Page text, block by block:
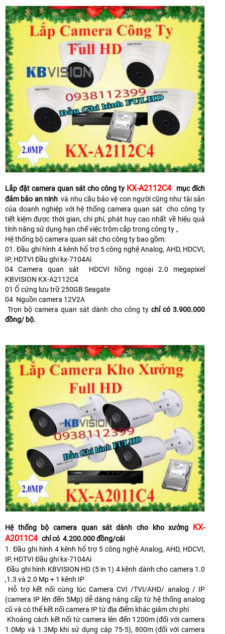
Lắp đặt camera quan sát cho công ty KX-A2112C4
mục đích
đảm bảo an ninhvà nhu cầu bảo vệ con người cũng như tài sản
của doanh nghiệp với hệ thống camera quan sát cho công ty
tiết kiệm được thời gian, chi phí, phát huy cao nhất về hiệu quả
tính năng sử dụng hạn chế việc trộm cắp trong công ty ,.
Hệ thống bộ camera quan sát cho công ty bao gồm:
01. Đầu ghi hình 4 kênh hổ trợ 5 công nghệ Analog, AHD, HDCVI,
IP, HDTVI Đầu ghi kx-7104Ai
04 Camera quan sát HDCVI hồng ngoại 2.0 megapixel
KBVISION KX-A2112C4
01 Ổ cứng lưu trữ 250GB Seagate
04 Nguồn camera 12V2A
Trọn bộ camera quan sát dành cho công ty chỉ có 3.900.000
đồng/ bộ.
Hệ thống bộ camera quan sát dành cho kho xưởng KX-
A2011C4 chỉ có 4.200.000 đồng/cái
1. Đầu ghi hình 4 kênh hổ trợ 5 công nghệ Analog, AHD, HDCVI,
IP, HDTVI Đầu ghi kx-7104Ai
Đầu ghi hình KBVISION HD (5 in 1) 4 kênh dành cho camera 1.0
,1.3 và 2.0 Mp + 1 kênh IP
Hỗ trợ kết nối cùng lúc Camera CVI /TVI/AHD/ analog / IP
(camera IP lên đến 5Mp) dễ dàng nâng cấp từ hệ thống analog
cũ và có thể kết nối camera IP từ địa điểm khác giảm chi phí
Khoảng cách kết nối từ camera lên đến 1200m (đối với camera
1.0Mp và 1.3Mp khi sử dụng cáp 75-5), 800m (đối với camera